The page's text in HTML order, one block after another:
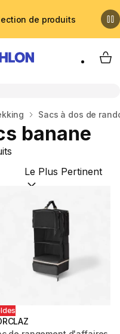
de produits
My
Sacs à dos de
banane
Trier par :(optional)